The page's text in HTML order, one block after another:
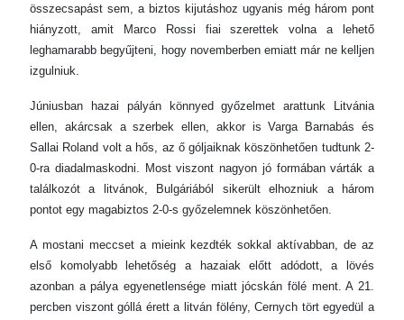
összecsapást sem, a biztos kijutáshoz ugyanis még három pont
hiányzott, amit Marco Rossi fiai szerettek volna a lehető
leghamarabb begyűjteni, hogy novemberben emiatt már ne kelljen
izgulniuk.
Júniusban hazai pályán könnyed győzelmet arattunk Litvánia
ellen, akárcsak a szerbek ellen, akkor is Varga Barnabás és
Sallai Roland volt a hős, az ő góljaiknak köszönhetően tudtunk 2-
0-ra diadalmaskodni. Most viszont nagyon jó formában várták a
találkozót a litvánok, Bulgáriából sikerült elhozniuk a három
pontot egy magabiztos 2-0-s győzelemnek köszönhetően.
A mostani meccset a mieink kezdték sokkal aktívabban, de az
első komolyabb lehetőség a hazaiak előtt adódott, a lövés
azonban a pálya egyenetlensége miatt jócskán fölé ment. A 21.
percben viszont góllá érett a litván fölény, Cernych tört egyedül a